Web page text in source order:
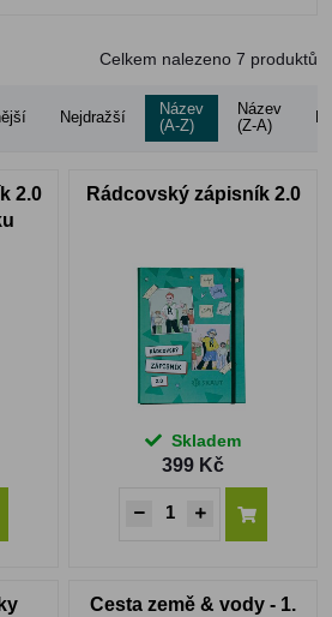
Celkem nalezeno 7 produktů
Nejdražší
Název
(A-Z)
Název
(Z-A)
2.0
Rádcovský zápisník 2.0
Skladem
399 Kč
Cesta země & vody - 1.